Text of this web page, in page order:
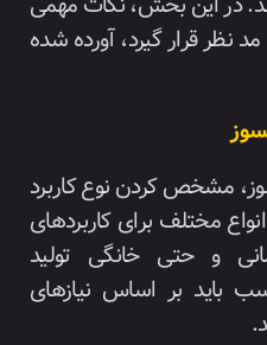
نظر قرار گیرد، آورده شده
مشخص کردن نوع کاربرد
مختلف برای کاربردهای
و حتی خانگی تولید
باید بر اساس نیازهای